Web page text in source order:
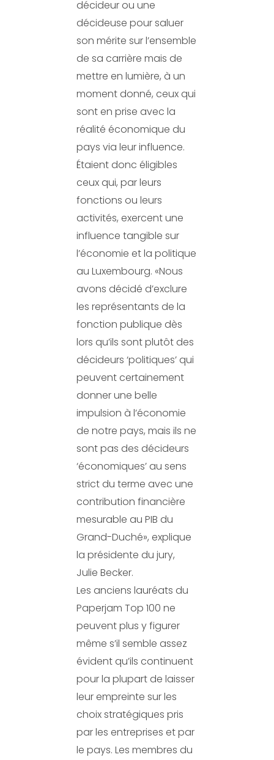
décideur ou une
décideuse pour saluer
son mérite sur l’ensemble
de sa carrière mais de
mettre en lumière, à un
moment donné, ceux qui
sont en prise avec la
réalité économique du
pays via leur influence.
Étaient donc éligibles
ceux qui, par leurs
fonctions ou leurs
activités, exercent une
influence tangible sur
l’économie et la politique
au Luxembourg. «Nous
avons décidé d’exclure
les représentants de la
fonction publique dès
lors qu’ils sont plutôt des
décideurs ‘politiques’ qui
peuvent certainement
donner une belle
impulsion à l’économie
de notre pays, mais ils ne
sont pas des décideurs
‘économiques’ au sens
strict du terme avec une
contribution financière
mesurable au PIB du
Grand-Duché», explique
la présidente du jury,
Julie Becker.
Les anciens lauréats du
Paperjam Top 100 ne
peuvent plus y figurer
même s’il semble assez
évident qu’ils continuent
pour la plupart de laisser
leur empreinte sur les
choix stratégiques pris
par les entreprises et par
le pays. Les membres du